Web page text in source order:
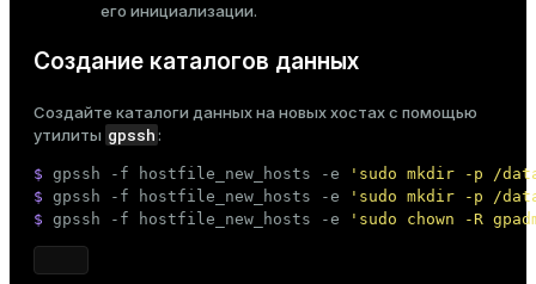
его инициализации.
Создание каталогов данных
Создайте каталоги данных на новых хостах с помощью
утилиты gpssh:
$ gpssh -f hostfile_new_hosts -e
'sudo mkdir -p /
$ gpssh -f hostfile_new_hosts -e
'sudo mkdir -p /
$ gpssh -f hostfile_new_hosts -e 'sudo chown -R